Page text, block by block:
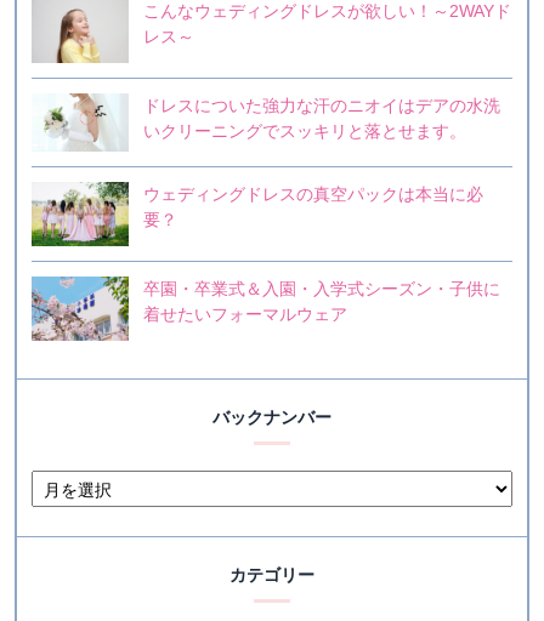
こんなウェディングドレスが欲しい！～2WAYド
レス～
ドレスについた強力な汗のニオイはデアの水洗
いクリーニングでスッキリと落とせます。
ウェディングドレスの真空パックは本当に必
要？
卒園・卒業式＆入園・入学式シーズン・子供に
着せたいフォーマルウェア
バックナンバー
カテゴリー